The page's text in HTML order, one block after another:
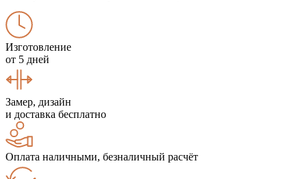
Изготовление
от 5 дней
Замер, дизайн
и доставка бесплатно
Оплата наличными, безналичный расчёт